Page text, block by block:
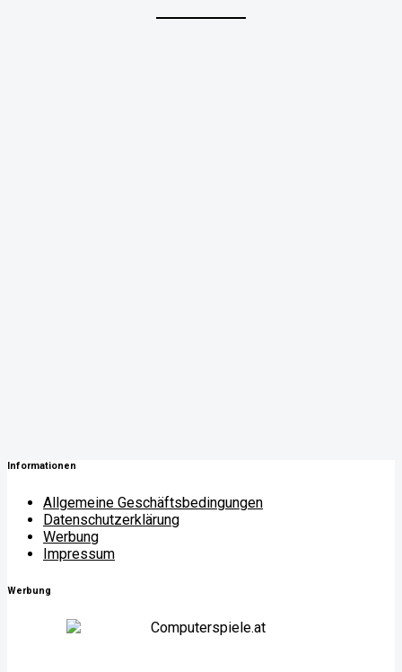
Informationen
Allgemeine Geschäftsbedingungen
Datenschutzerklärung
Werbung
Impressum
Werbung